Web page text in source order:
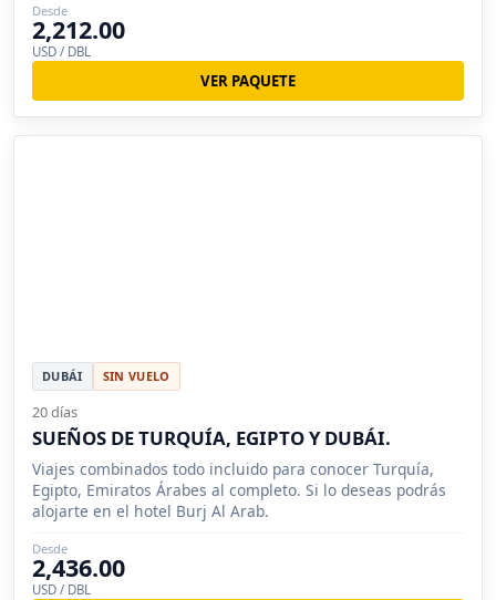
Desde
2,212.00
USD / DBL
VER PAQUETE
DUBÁI SIN VUELO
20 días
SUEÑOS DE TURQUÍA, EGIPTO Y DUBÁI.
Viajes combinados todo incluido para conocer Turquía,
Egipto, Emiratos Árabes al completo. Si lo deseas podrás
alojarte en el hotel Burj Al Arab.
Desde
2,436.00
USD / DBL